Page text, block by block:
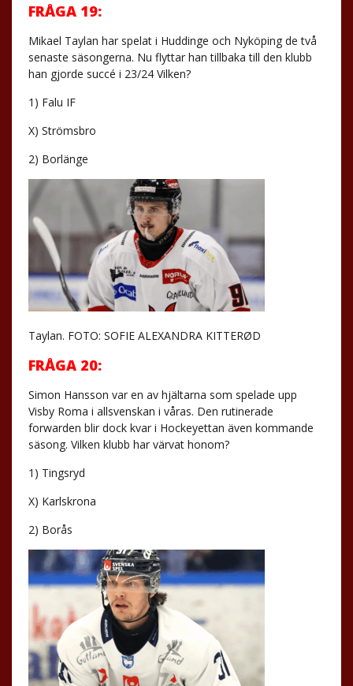
FRÅGA 19:
Mikael Taylan har spelat i Huddinge och Nyköping de två
senaste säsongerna. Nu flyttar han tillbaka till den klubb
han gjorde succé i 23/24 Vilken?
1) Falu IF
X) Strömsbro
2) Borlänge
Taylan. FOTO: SOFIE ALEXANDRA KITTERØD
FRÅGA 20:
Simon Hansson var en av hjältarna som spelade upp
Visby Roma i allsvenskan i våras. Den rutinerade
forwarden blir dock kvar i Hockeyettan även kommande
säsong. Vilken klubb har värvat honom?
1) Tingsryd
X) Karlskrona
2) Borås